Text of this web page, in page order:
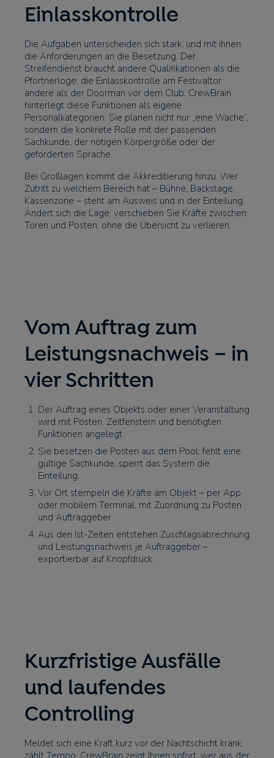
Einlasskontrolle
Die Aufgaben unterscheiden sich stark, und mit ihnen
die Anforderungen an die Besetzung. Der
Streifendienst braucht andere Qualifikationen als die
Pförtnerloge, die Einlasskontrolle am Festivaltor
andere als der Doorman vor dem Club. CrewBrain
hinterlegt diese Funktionen als eigene
Personalkategorien: Sie planen nicht nur „eine Wache“,
sondern die konkrete Rolle mit der passenden
Sachkunde, der nötigen Körpergröße oder der
geforderten Sprache.
Bei Großlagen kommt die Akkreditierung hinzu. Wer
Zutritt zu welchem Bereich hat – Bühne, Backstage,
Kassenzone – steht am Ausweis und in der Einteilung.
Ändert sich die Lage, verschieben Sie Kräfte zwischen
Toren und Posten, ohne die Übersicht zu verlieren.
Vom Auftrag zum
Leistungsnachweis – in
vier Schritten
Der Auftrag eines Objekts oder einer Veranstaltung
wird mit Posten, Zeitfenstern und benötigten
Funktionen angelegt.
Sie besetzen die Posten aus dem Pool; fehlt eine
gültige Sachkunde, sperrt das System die
Einteilung.
Vor Ort stempeln die Kräfte am Objekt – per App
oder mobilem Terminal, mit Zuordnung zu Posten
und Auftraggeber.
Aus den Ist-Zeiten entstehen Zuschlagsabrechnung
und Leistungsnachweis je Auftraggeber –
exportierbar auf Knopfdruck.
Kurzfristige Ausfälle
und laufendes
Controlling
Meldet sich eine Kraft kurz vor der Nachtschicht krank,
zählt Tempo. CrewBrain zeigt Ihnen sofort, wer aus der